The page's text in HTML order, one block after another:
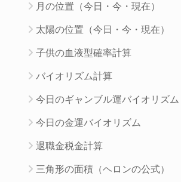
月の位置（今日・今・現在）
太陽の位置（今日・今・現在）
子供の血液型確率計算
バイオリズム計算
今日のギャンブル運バイオリズム
今日の金運バイオリズム
退職金税金計算
三角形の面積（ヘロンの公式）